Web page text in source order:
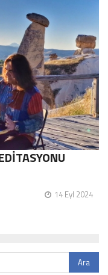
14 Eyl 2024